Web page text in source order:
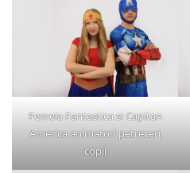
Femeia Fantastica si Capitan
America animatori petreceri
copii